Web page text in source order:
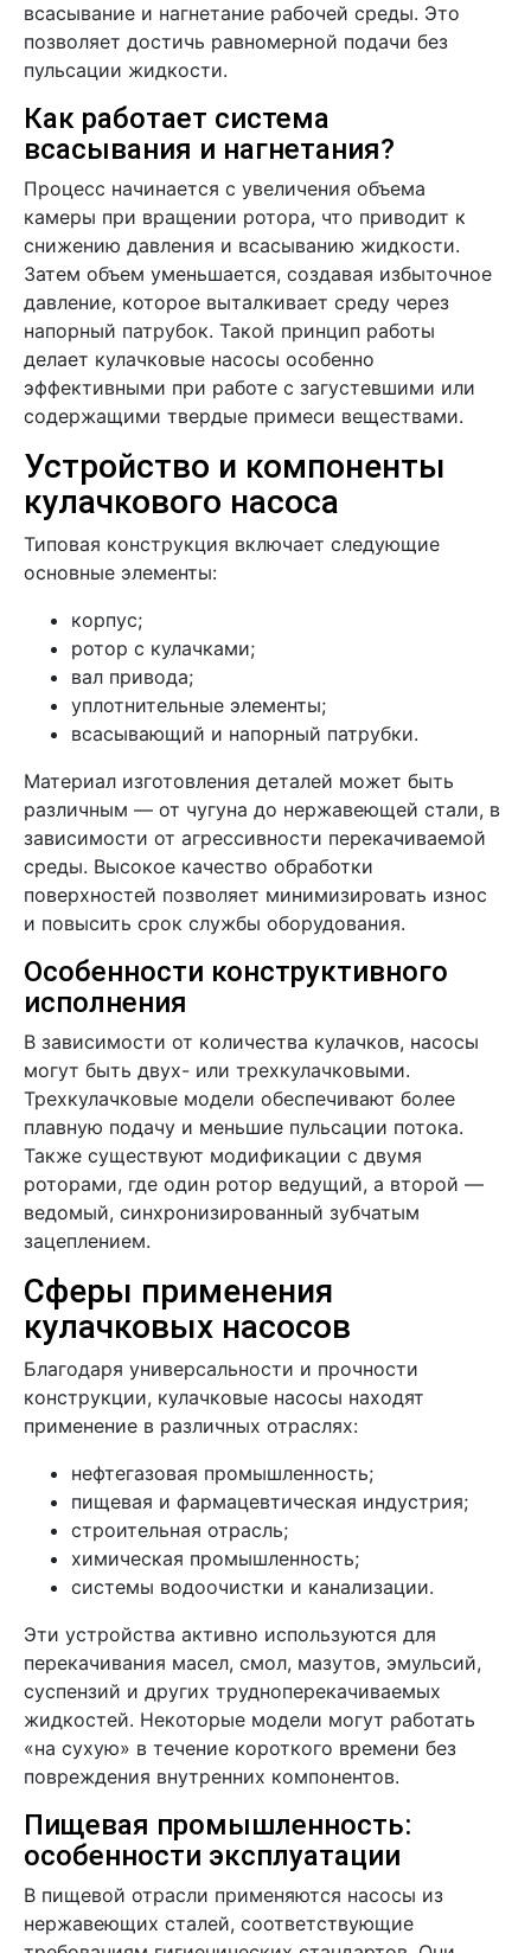
всасывание и нагнетание рабочей среды. Это
позволяет достичь равномерной подачи без
пульсации жидкости.
Как работает система
всасывания и нагнетания?
Процесс начинается с увеличения объема
камеры при вращении ротора, что приводит к
снижению давления и всасыванию жидкости.
Затем объем уменьшается, создавая избыточное
давление, которое выталкивает среду через
напорный патрубок. Такой принцип работы
делает кулачковые насосы особенно
эффективными при работе с загустевшими или
содержащими твердые примеси веществами.
Устройство и компоненты
кулачкового насоса
Типовая конструкция включает следующие
основные элементы:
корпус;
ротор с кулачками;
вал привода;
уплотнительные элементы;
всасывающий и напорный патрубки.
Материал изготовления деталей может быть
различным — от чугуна до нержавеющей стали, в
зависимости от агрессивности перекачиваемой
среды. Высокое качество обработки
поверхностей позволяет минимизировать износ
и повысить срок службы оборудования.
Особенности конструктивного
исполнения
В зависимости от количества кулачков, насосы
могут быть двух- или трехкулачковыми.
Трехкулачковые модели обеспечивают более
плавную подачу и меньшие пульсации потока.
Также существуют модификации с двумя
роторами, где один ротор ведущий, а второй —
ведомый, синхронизированный зубчатым
зацеплением.
Сферы применения
кулачковых насосов
Благодаря универсальности и прочности
конструкции, кулачковые насосы находят
применение в различных отраслях:
нефтегазовая промышленность;
пищевая и фармацевтическая индустрия;
строительная отрасль;
химическая промышленность;
системы водоочистки и канализации.
Эти устройства активно используются для
перекачивания масел, смол, мазутов, эмульсий,
суспензий и других трудноперекачиваемых
жидкостей. Некоторые модели могут работать
«на сухую» в течение короткого времени без
повреждения внутренних компонентов.
Пищевая промышленность:
особенности эксплуатации
В пищевой отрасли применяются насосы из
нержавеющих сталей, соответствующие